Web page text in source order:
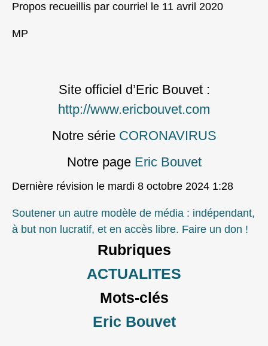
Propos recueillis par courriel le 11 avril 2020
MP
Site officiel d’Eric Bouvet :
http://www.ericbouvet.com
Notre série CORONAVIRUS
Notre page Eric Bouvet
Dernière révision le mardi 8 octobre 2024 1:28
Soutener un autre modèle de média : indépendant,
à but non lucratif, et en accès libre. Faire un don !
Rubriques
ACTUALITES
Mots-clés
Eric Bouvet